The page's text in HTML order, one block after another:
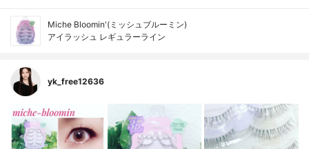
Miche Bloomin'(ミッシュブルーミン)
アイラッシュ レギュラーライン
yk_free12636